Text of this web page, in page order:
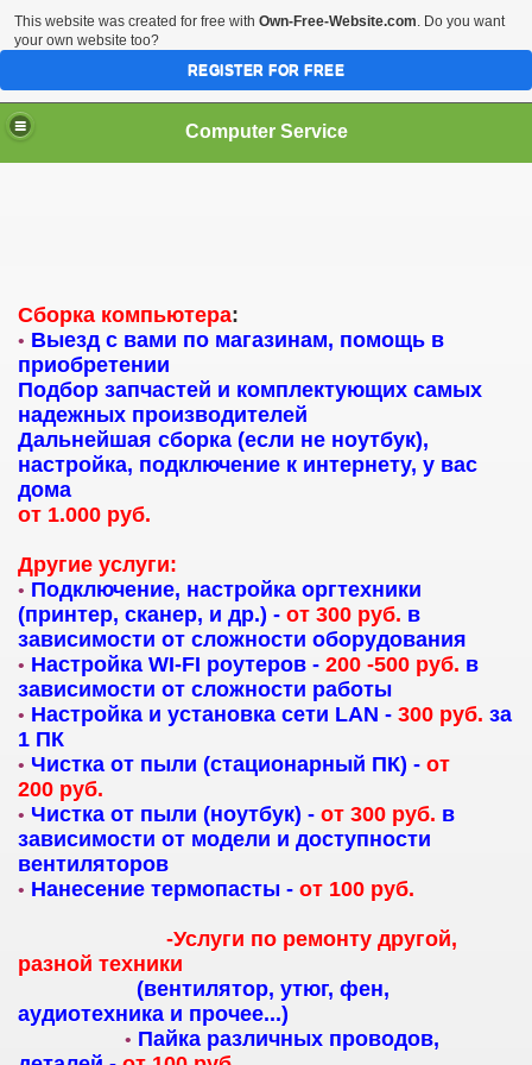
Computer Service
Сборка компьютера:
• Выезд с вами по магазинам, помощь в
приобретении
Подбор запчастей и комплектующих самых
надежных производителей
Дальнейшая сборка (если не ноутбук),
настройка, подключение к интернету, у вас
дома
от 1.000 руб.
Другие услуги:
• Подключение, настройка оргтехники
(принтер, сканер, и др.) - от 300 руб. в
зависимости от сложности оборудования
• Настройка WI-FI роутеров - 200 -500 руб. в
зависимости от сложности работы
• Настройка и установка сети LAN - 300 руб. за
1 ПК
• Чистка от пыли (стационарный ПК) - от
200 руб.
• Чистка от пыли (ноутбук) - от 300 руб. в
зависимости от модели и доступности
вентиляторов
• Нанесение термопасты - от 100 руб.
-Услуги по ремонту другой,
разной техники
(вентилятор, утюг, фен,
аудиотехника и прочее...)
• Пайка различных проводов,
This website was created for free with Own-Free-Website.com. Do you want
your own website too?
REGISTER FOR FREE